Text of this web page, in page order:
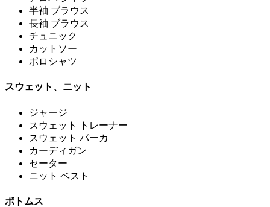
半袖 ブラウス
長袖 ブラウス
チュニック
カットソー
ポロシャツ
スウェット、ニット
ジャージ
スウェット トレーナー
スウェット パーカ
カーディガン
セーター
ニット ベスト
ボトムス